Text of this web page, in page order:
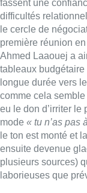
fassent une
difficultés
le cercle de
première réunion
Ahmed Laaouej a
tableaux budgétaire
longue durée vers
comme cela
eu le don d’irriter le
mode « tu n’as pas
le ton est monté et
ensuite devenue
plusieurs sources)
laborieuses que